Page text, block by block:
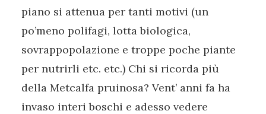
piano si attenua per tanti motivi (un
po’meno polifagi, lotta biologica,
sovrappopolazione e troppe poche piante
per nutrirli etc. etc.) Chi si ricorda più
della Metcalfa pruinosa? Vent’ anni fa ha
invaso interi boschi e adesso vedere